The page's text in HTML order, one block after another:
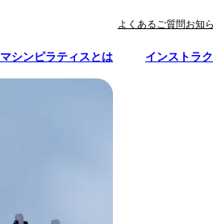
よくあるご質問お知
マシンピラティスとは インストラ